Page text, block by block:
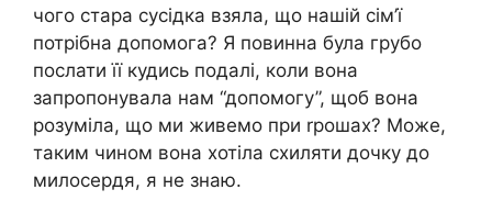
чого стара сусідка взяла, що нашій сім’ї
потрібна допомога? Я повинна була гpубо
послати її кудись подалі, коли вона
запропонувала нам “допомогу”, щоб вона
розуміла, що ми живемо при rрошах? Може,
таким чином вона хотіла схиляти дочку до
милосердя, я не знаю.